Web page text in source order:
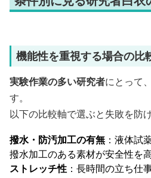
機能性を重視する場合の比
実験作業の多い研究者にとって
す。
以下の比較軸で選ぶと失敗を防げ
撥水・防汚加工の有無 ：液体試
撥水加工のある素材が安全性を
ストレッチ性 ：長時間の立ち仕